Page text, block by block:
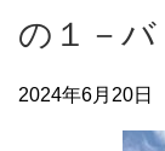
の１－バ
2024年6月20日